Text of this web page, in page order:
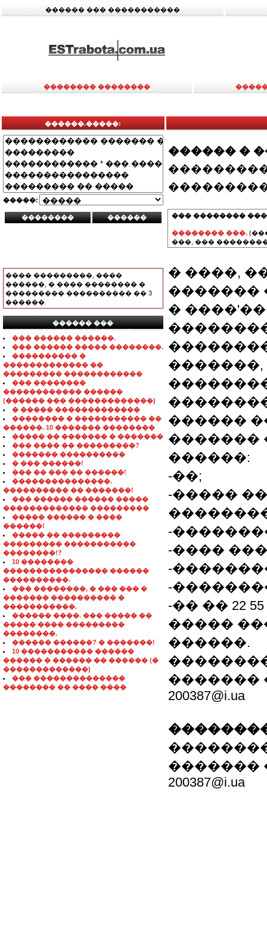
������ ��� �����������
�������� ��������
������.�����:
�����:
���� ���������, ����
������, � ���� �������� �
��������� ���������� �� 3
������.
������ ���
���������������
��� ������ ������.
��� ������ ����� ��������.
���������� �
������������� ��
��������� ������������
��� ��������
������������ ������
(������ ��� �������������)
� ����� �������������
�������� � ����������� ��
������. 10 ������� ��������
����� �� ������� � �������
��� ���� �� ���������?
������� ����������
� ��� ������!
��� �� ��� �� ������!
���������������.
���������� �� �������!
��� ������ ������ �����
������������� ���������
����� ������ � ����
������!
����� �� ���������
��������� �����������
��������!?
10 ��������
���������������� ������
����������.
��� ��������, � ��� ��� �
������� ���������� �
�����������.
������ ����. ��� ����� ��
����� ���� ���������
��������.
������ ������? � �������!
10 ����������� ������
������ � ������ �� ������ (�
�������������)
��� ��������������
�������� �� ���� ����
������ �
��� ��������
�������� ���.
���, ���
� ����,
�������
�
������
�������
������:
-��;
-�����
-
-����
-
-
-�� �� 22
�����
������.
�������
200387@i.ua
�������
200387@i.ua